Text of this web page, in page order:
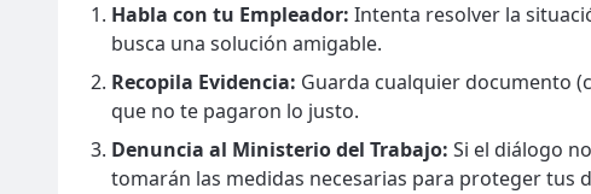
Habla con tu Empleador: Intenta resolver la
busca una solución amigable.
Recopila Evidencia: Guarda cualquier documento
que no te pagaron lo justo.
Denuncia al Ministerio del Trabajo: Si el diálogo
tomarán las medidas necesarias para proteger tus